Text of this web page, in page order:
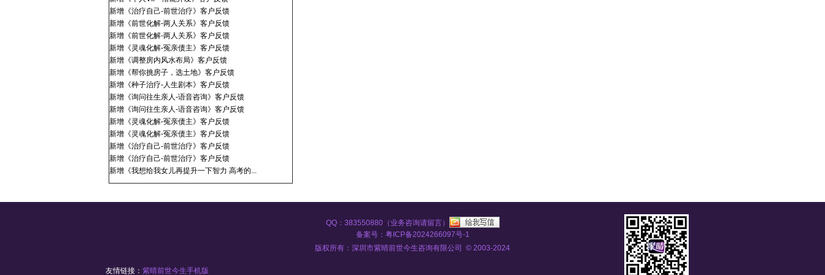
新增《治疗自己-前世治疗》客户反馈
新增《前世化解-两人关系》客户反馈
新增《前世化解-两人关系》客户反馈
新增《灵魂化解-冤亲债主》客户反馈
新增《调整房内风水布局》客户反馈
新增《帮你挑房子，选土地》客户反馈
新增《种子治疗-人生剧本》客户反馈
新增《询问往生亲人-语音咨询》客户反馈
新增《询问往生亲人-语音咨询》客户反馈
新增《灵魂化解-冤亲债主》客户反馈
新增《灵魂化解-冤亲债主》客户反馈
新增《治疗自己-前世治疗》客户反馈
新增《治疗自己-前世治疗》客户反馈
新增《我想给我女儿再提升一下智力 高考的...
QQ：383550880（业务咨询请留言）
备案号：粤ICP备2024266097号-1
版权所有：深圳市紫晴前世今生咨询有限公司 © 2003-2024
友情链接： 紫晴前世今生手机版